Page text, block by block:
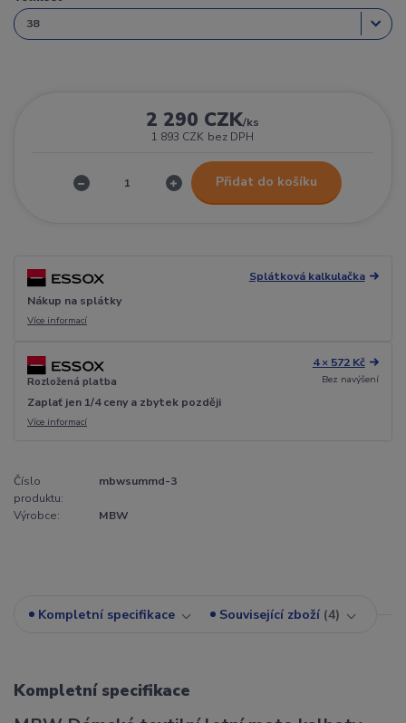
2 290 CZK/ks
1 893 CZK bez DPH
Přidat do košíku
Splátková kalkulačka
Nákup na splátky
Více informací
Rozložená platba
4 × 572 Kč
Bez navýšení
Zaplať jen 1/4 ceny a zbytek později
Více informací
Číslo
produktu:
mbwsummd-3
Výrobce: MBW
Kompletní specifikace Související zboží 4
Kompletní specifikace